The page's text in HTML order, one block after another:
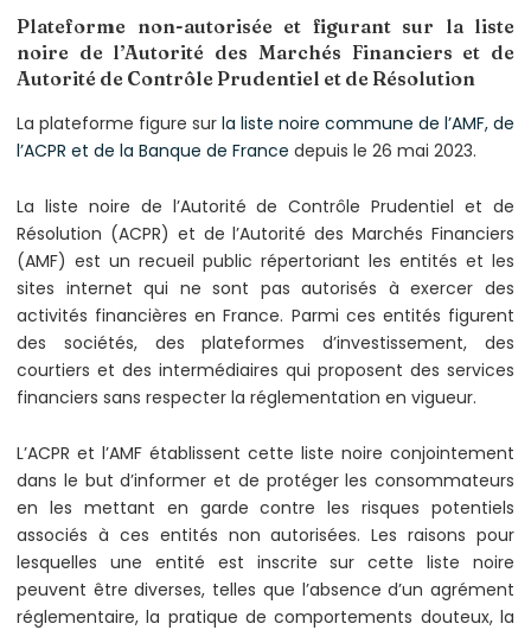
Plateforme non-autorisée et figurant sur la liste
noire de l’Autorité des Marchés Financiers et de
Autorité de Contrôle Prudentiel et de Résolution
La plateforme figure sur la liste noire commune de l’AMF, de
l’ACPR et de la Banque de France depuis le 26 mai 2023.
La liste noire de l’Autorité de Contrôle Prudentiel et de
Résolution (ACPR) et de l’Autorité des Marchés Financiers
(AMF) est un recueil public répertoriant les entités et les
sites internet qui ne sont pas autorisés à exercer des
activités financières en France. Parmi ces entités figurent
des sociétés, des plateformes d’investissement, des
courtiers et des intermédiaires qui proposent des services
financiers sans respecter la réglementation en vigueur.
L’ACPR et l’AMF établissent cette liste noire conjointement
dans le but d’informer et de protéger les consommateurs
en les mettant en garde contre les risques potentiels
associés à ces entités non autorisées. Les raisons pour
lesquelles une entité est inscrite sur cette liste noire
peuvent être diverses, telles que l’absence d’un agrément
réglementaire, la pratique de comportements douteux, la